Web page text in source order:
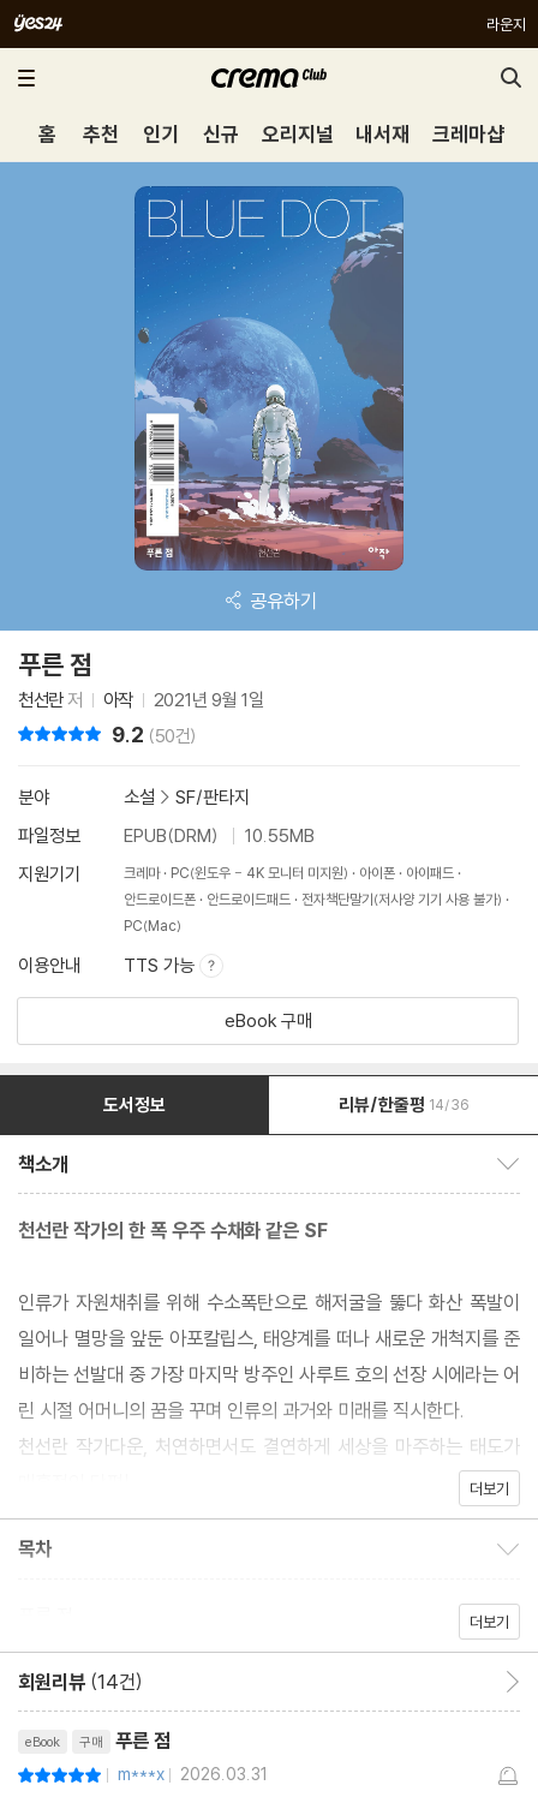
라운지
홈 추천 인기 신규 오리지널 내서재 크레마샵
공유하기
푸른 점
천선란저 아작 2021년 9월 1일
9.2 (50건)
분야 소설 > SF/판타지
파일정보
EPUB(DRM)
10.55MB
지원기기
크레마 PC(윈도우 - 4K 모니터 미지원) 아이폰
아이패드
안드로이드폰
안드로이드패드
전자책단말기(저사양 기기 사용 불가)
PC(Mac)
이용안내 TTS 가능
eBook 구매
도서정보 리뷰/한줄평 14/36
책소개
천선란 작가의 한 폭 우주 수채화 같은 SF
인류가 자원채취를 위해 수소폭탄으로 해저굴을 뚫다 화산 폭발이
일어나 멸망을 앞둔 아포칼립스, 태양계를 떠나 새로운 개척지를 준
비하는 선발대 중 가장 마지막 방주인 사루트 호의 선장 시에라는 어
린 시절 어머니의 꿈을 꾸며 인류의 과거와 미래를 직시한다.
천선란 작가다운, 처연하면서도 결연하게 세상을 마주하는 태도가
더보기
목차
더보기
회원리뷰 (14건)
eBook 구매 푸른 점
| m***x | 2026.03.31